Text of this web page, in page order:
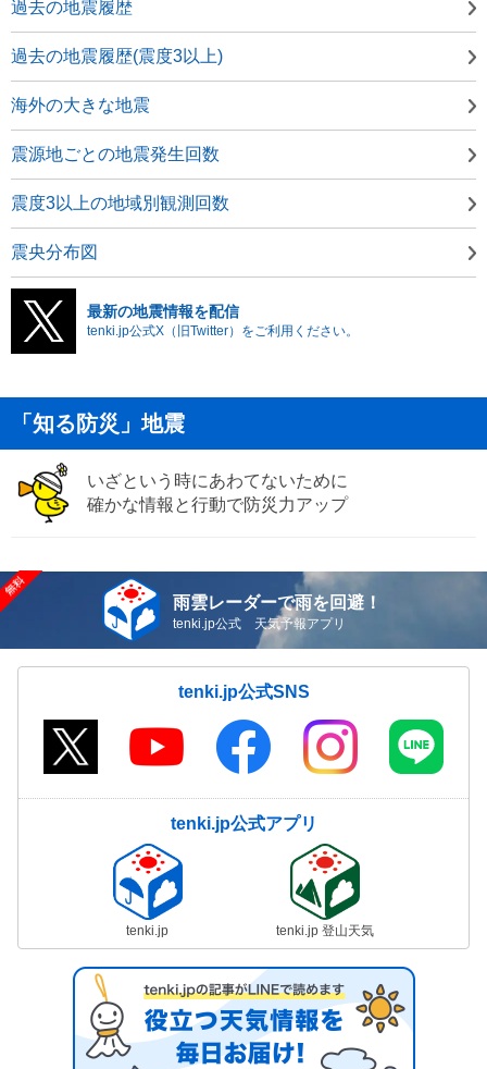
過去の地震履歴
過去の地震履歴(震度3以上)
海外の大きな地震
震源地ごとの地震発生回数
震度3以上の地域別観測回数
震央分布図
最新の地震情報を配信
tenki.jp公式X（旧Twitter）をご利用ください。
「知る防災」地震
いざという時にあわてないために
確かな情報と行動で防災力アップ
雨雲レーダーで雨を回避！
tenki.jp公式 天気予報アプリ
tenki.jp公式SNS
tenki.jp公式アプリ
tenki.jp tenki.jp 登山天気